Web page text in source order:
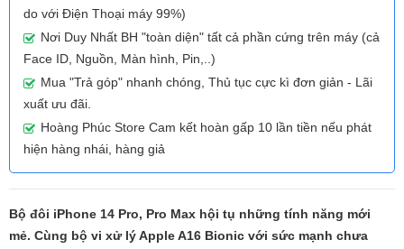
do với Điện Thoại máy 99%)
Nơi Duy Nhất BH "toàn diện" tất cả phần cứng trên máy (cả
Face ID, Nguồn, Màn hình, Pin,..)
Mua "Trả góp" nhanh chóng, Thủ tục cực kì đơn giản - Lãi
xuất ưu đãi.
Hoàng Phúc Store Cam kết hoàn gấp 10 lần tiền nếu phát
hiện hàng nhái, hàng giả
Bộ đôi iPhone 14 Pro, Pro Max hội tụ những tính năng mới
mẻ. Cùng bộ vi xử lý Apple A16 Bionic với sức mạnh chưa